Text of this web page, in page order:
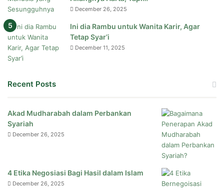
December 26, 2025
Ini dia Rambu untuk Wanita Karir, Agar
Tetap Syar’i
December 11, 2025
Recent Posts
Akad Mudharabah dalam Perbankan
Syariah
December 26, 2025
4 Etika Negosiasi Bagi Hasil dalam Islam
December 26, 2025